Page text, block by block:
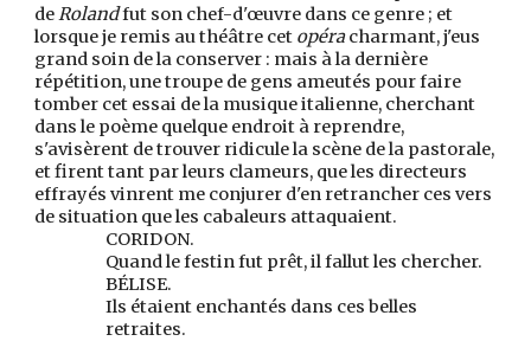
de Rolandfut son chef-d'œuvre dans ce genre ; et
lorsque je remis au théâtre cet opéracharmant, j'eus
grand soin de la conserver : mais à la dernière
répétition, une troupe de gens ameutés pour faire
tomber cet essai de la musique italienne, cherchant
dans le poème quelque endroit à reprendre,
s'avisèrent de trouver ridicule la scène de la pastorale,
et firent tant par leurs clameurs, que les directeurs
effrayés vinrent me conjurer d'en retrancher ces vers
de situation que les cabaleurs attaquaient.
CORIDON.
Quand le festin fut prêt, il fallut les chercher.
BÉLISE.
Ils étaient enchantés dans ces belles
retraites.